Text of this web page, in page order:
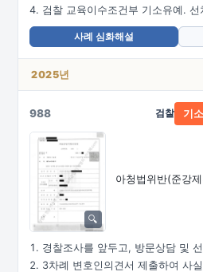
검찰 교육이수조건부 기소유예. 선
사례 심화해설
2025년
988
아청법위반(준강
검찰 기
경찰조사를 앞두고, 방문상담 및
3차례 변호인의견서 제출하여 사